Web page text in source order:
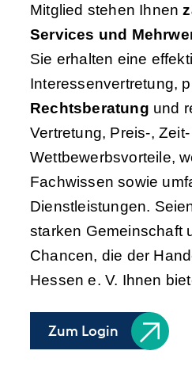
Mitglied stehen Ihnen
Services und
Sie erhalten eine
Interessenvertretung,
Rechtsberatung und
Vertretung, Preis-,
Wettbewerbsvorteile,
Fachwissen sowie
Dienstleistungen.
starken Gemeinschaft
Chancen, die der
Hessen e. V. Ihnen
Zum Login